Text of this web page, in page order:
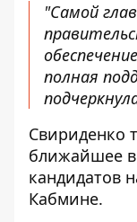
"Самой
полная
Свириденко
ближайшее
кандидатов
Кабмине.